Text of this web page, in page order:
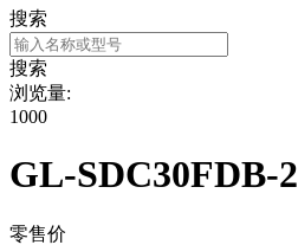
搜索
搜索
浏览量:
1000
GL-SDC30FDB-2
零售价